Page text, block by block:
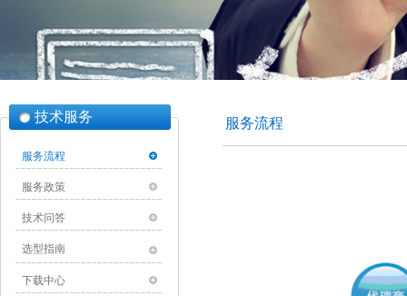
服务流程
服务政策
技术问答
选型指南
下载中心
技术服务 服务流程